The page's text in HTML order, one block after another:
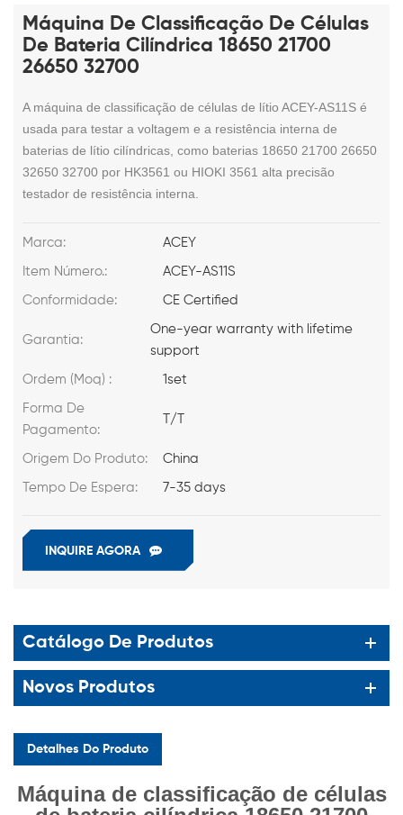
Máquina De Classificação De Células
De Bateria Cilíndrica 18650 21700
26650 32700
A máquina de classificação de células de lítio ACEY-AS11S é
usada para testar a voltagem e a resistência interna de
baterias de lítio cilíndricas, como baterias 18650 21700 26650
32650 32700 por HK3561 ou HIOKI 3561 alta precisão
testador de resistência interna.
Marca: ACEY
Item Número.: ACEY-AS11S
Conformidade: CE Certified
Garantia:
One-year warranty with lifetime
support
Ordem (Moq) : 1set
Forma De
Pagamento:
T/T
Origem Do Produto: China
Tempo De Espera: 7-35 days
INQUIRE AGORA
Catálogo De Produtos
Novos Produtos
Detalhes Do Produto
Máquina de classificação de células